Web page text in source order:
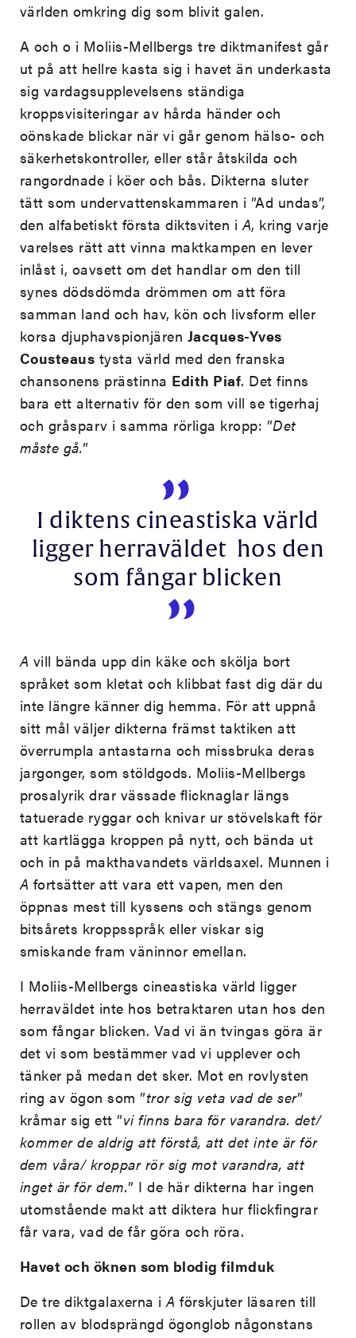
världen omkring dig som blivit galen.
A och o i Moliis-Mellbergs tre diktmanifest går
ut på att hellre kasta sig i havet än underkasta
sig vardagsupplevelsens ständiga
kroppsvisiteringar av hårda händer och
oönskade blickar när vi går genom hälso- och
säkerhetskontroller, eller står åtskilda och
rangordnade i köer och bås. Dikterna sluter
tätt som undervattenskammaren i ”Ad undas”,
den alfabetiskt första diktsviten iA, kring varje
varelses rätt att vinna maktkampen en lever
inlåst i, oavsett om det handlar om den till
synes dödsdömda drömmen om att föra
samman land och hav, kön och livsform eller
korsa djuphavspionjären Jacques-Yves
Cousteaus tysta värld med den franska
chansonens prästinna Edith Piaf. Det finns
bara ett alternativ för den som vill se tigerhaj
och gråsparv i samma rörliga kropp: ”Det
måste gå.”
I diktens cineastiska värld
ligger herraväldet hos den
som fångar blicken
A vill bända upp din käke och skölja bort
språket som kletat och klibbat fast dig där du
inte längre känner dig hemma. För att uppnå
sitt mål väljer dikterna främst taktiken att
överrumpla antastarna och missbruka deras
jargonger, som stöldgods. Moliis-Mellbergs
prosalyrik drar vässade flicknaglar längs
tatuerade ryggar och knivar ur stövelskaft för
att kartlägga kroppen på nytt, och bända ut
och in på makthavandets världsaxel. Munnen i
A fortsätter att vara ett vapen, men den
öppnas mest till kyssens och stängs genom
bitsårets kroppsspråk eller viskar sig
smiskande fram väninnor emellan.
I Moliis-Mellbergs cineastiska värld ligger
herraväldet inte hos betraktaren utan hos den
som fångar blicken. Vad vi än tvingas göra är
det vi som bestämmer vad vi upplever och
tänker på medan det sker. Mot en rovlysten
ring av ögon som ”tror sig veta vad de ser”
kråmar sig ett ”vi finns bara för varandra. det/
kommer de aldrig att förstå, att det inte är för
dem våra/ kroppar rör sig mot varandra, att
inget är för dem.” I de här dikterna har ingen
utomstående makt att diktera hur flickfingrar
får vara, vad de får göra och röra.
Havet och öknen som blodig filmduk
De tre diktgalaxerna iA förskjuter läsaren till
rollen av blodsprängd ögonglob någonstans